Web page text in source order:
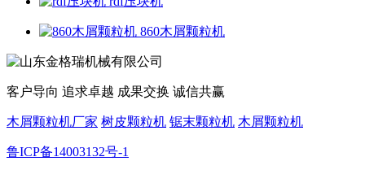
860木屑颗粒机
客户导向 追求卓越 成果交换 诚信共赢
木屑颗粒机厂家 树皮颗粒机 锯末颗粒机 木屑颗粒机
鲁ICP备14003132号-1